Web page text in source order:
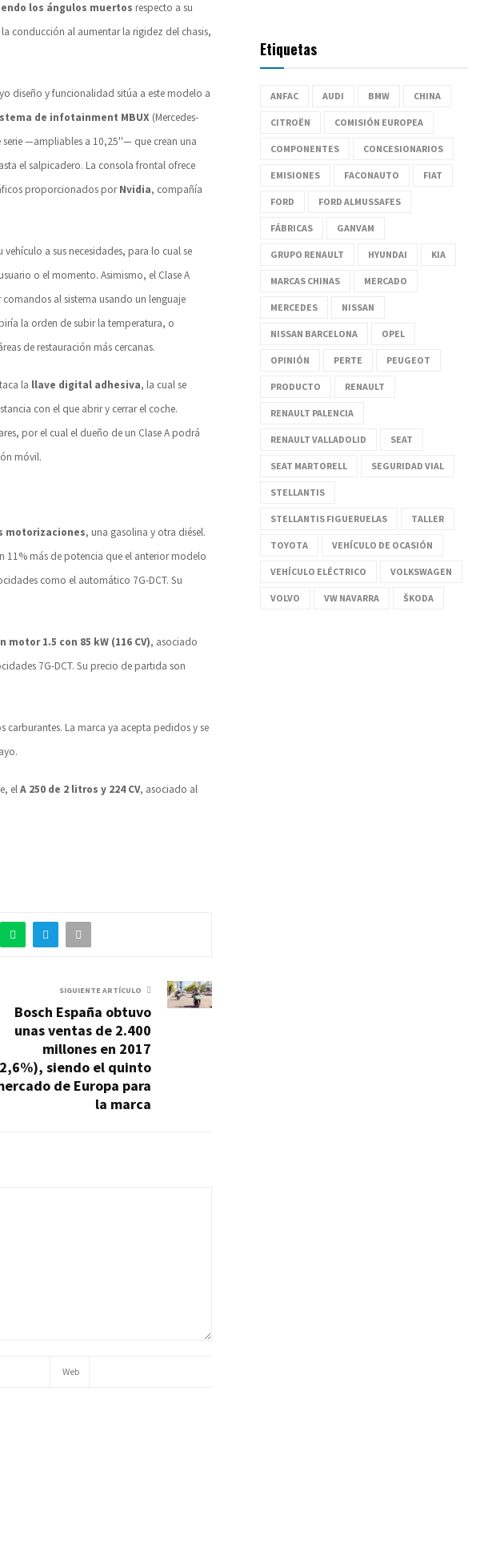
los ángulos muertos respecto a su
conducción al aumentar la rigidez del chasis,
diseño y funcionalidad sitúa a este modelo a
de infotainment MBUX (Mercedes-
serie —ampliables a 10,25''— que crean una
el salpicadero. La consola frontal ofrece
proporcionados porNvidia, compañía
a sus necesidades, para lo cual se
o el momento. Asimismo, el Clase A
al sistema usando un lenguaje
la orden de subir la temperatura, o
de restauración más cercanas.
la llave digital adhesiva, la cual se
con el que abrir y cerrar el coche.
por el cual el dueño de un Clase A podrá
móvil.
motorizaciones, una gasolina y otra diésel.
11% más de potencia que el anterior modelo
como el automático 7G-DCT. Su
motor 1.5 con 85 kW (116 CV), asociado
7G-DCT. Su precio de partida son
carburantes. La marca ya acepta pedidos y se
elA 250 de 2 litros y 224 CV, asociado al
SIGUIENTE ARTÍCULO
Bosch España obtuvo
unas ventas de 2.400
millones en 2017
siendo el quinto
de Europa para
la marca
Etiquetas
ANFAC AUDI BMW CHINA
CITROËN COMISIÓN EUROPEA
COMPONENTES CONCESIONARIOS
EMISIONES FACONAUTO FIAT
FORD FORD ALMUSSAFES
FÁBRICAS GANVAM
GRUPO RENAULT HYUNDAI KIA
MARCAS CHINAS MERCADO
MERCEDES NISSAN
NISSAN BARCELONA OPEL
OPINIÓN PERTE PEUGEOT
PRODUCTO RENAULT
RENAULT PALENCIA
RENAULT VALLADOLID SEAT
SEAT MARTORELL SEGURIDAD VIAL
STELLANTIS
STELLANTIS FIGUERUELAS TALLER
TOYOTA VEHÍCULO DE OCASIÓN
VEHÍCULO ELÉCTRICO VOLKSWAGEN
VOLVO VW NAVARRA ŠKODA